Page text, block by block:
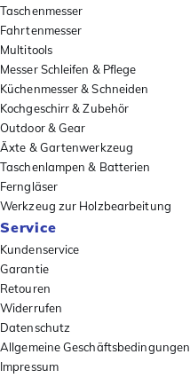
Taschenmesser
Fahrtenmesser
Multitools
Messer Schleifen & Pflege
Küchenmesser & Schneiden
Kochgeschirr & Zubehör
Outdoor & Gear
Äxte & Gartenwerkzeug
Taschenlampen & Batterien
Ferngläser
Werkzeug zur Holzbearbeitung
Service
Kundenservice
Garantie
Retouren
Widerrufen
Datenschutz
Allgemeine Geschäftsbedingungen
Impressum